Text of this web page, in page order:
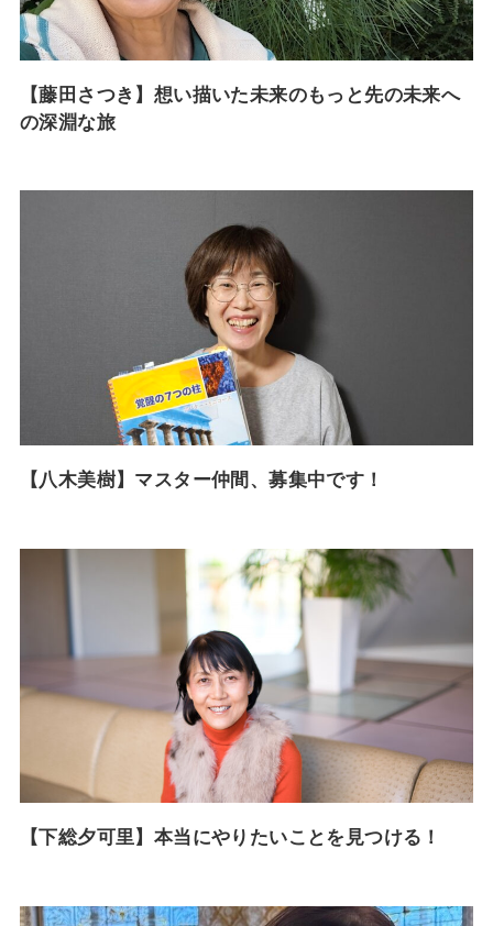
【藤田さつき】想い描いた未来のもっと先の未来へ
の深淵な旅
【八木美樹】マスター仲間、募集中です！
【下総夕可里】本当にやりたいことを見つける！